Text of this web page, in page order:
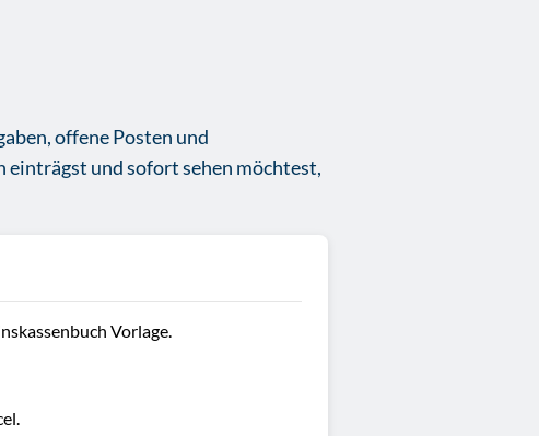
offene Posten und
einträgst und sofort sehen möchtest,
Vorlage.